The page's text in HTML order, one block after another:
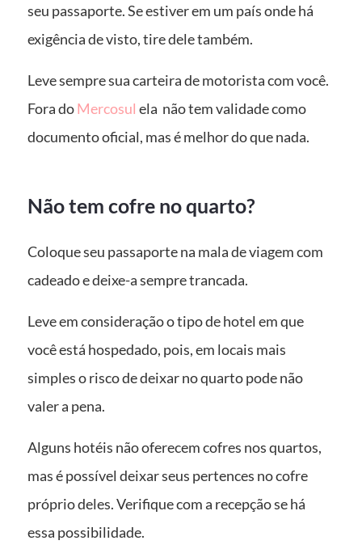
seu passaporte. Se estiver em um país onde há
exigência de visto, tire dele também.
Leve sempre sua carteira de motorista com você.
Fora doMercosul ela não tem validade como
documento oficial, mas é melhor do que nada.
Não tem cofre no quarto?
Coloque seu passaporte na mala de viagem com
cadeado e deixe-a sempre trancada.
Leve em consideração o tipo de hotel em que
você está hospedado, pois, em locais mais
simples o risco de deixar no quarto pode não
valer a pena.
Alguns hotéis não oferecem cofres nos quartos,
mas é possível deixar seus pertences no cofre
próprio deles. Verifique com a recepção se há
essa possibilidade.